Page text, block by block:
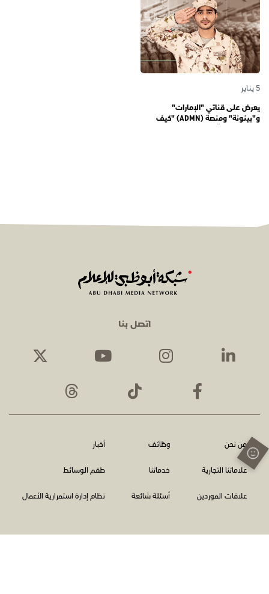
5 يناير
يعرض على قناتي "الإمارات"
و"بينونة" ومنصة (ADMN) "كيف
اتصل بنا
من نحن وظائف أخبار
علاماتنا التجارية خدماتنا طقم الوسائط
علاقات الموردين أسئلة شائعة نظام إدارة استمرارية الأعمال